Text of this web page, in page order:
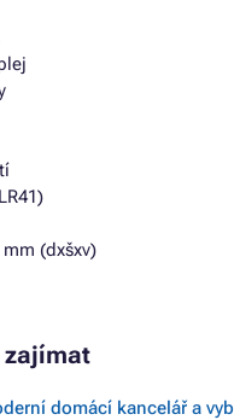
mm (dxšxv)
zajímat
domácí kancelář a